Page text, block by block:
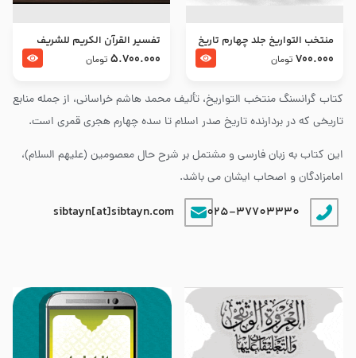
کتاب گرانسنگ منتخب التواريخ، تألیف محمد هاشم خراسانی، از جمله منابع
تاریخی که در بردارنده تاریخ صدر اسلام تا سده چهارم هجری قمری است.
این کتاب به زبان فارسی و مشتمل بر شرح حال معصومین (علیهم السلام)،
امامزادگان و اصحاب ایشان می باشد.
025-37703330
sibtayn[at]sibtayn.com
منتخب التواریخ جلد چهارم تاریخ
امام زین العابدین و امام محمد
700.000 تومان
تفسير القرآن الكريم للشريف
المرتضي قدس سرّه
5.700.000 تومان